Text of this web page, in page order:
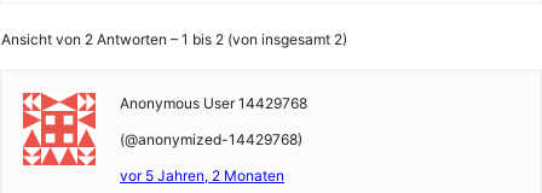
Ansicht von 2 Antworten – 1 bis 2 (von insgesamt 2)
Anonymous User 14429768
(@anonymized-14429768)
vor 5 Jahren, 2 Monaten